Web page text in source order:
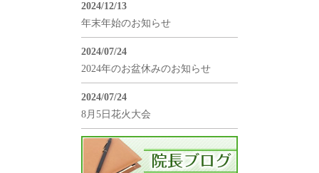
2024/12/13
年末年始のお知らせ
2024/07/24
2024年のお盆休みのお知らせ
2024/07/24
8月5日花火大会